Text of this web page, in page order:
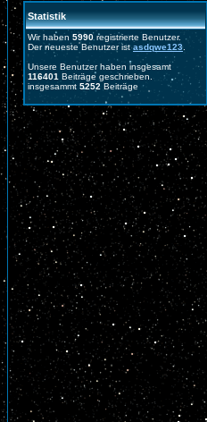
Statistik
Wir haben 5990 registrierte Benutzer.
Der neueste Benutzer istasdqwe123
Unsere Benutzer haben insgesamt
116401 Beiträge geschrieben.
insgesammt 5252 Beiträge